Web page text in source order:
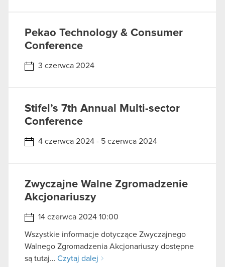
Pekao Technology & Consumer
Conference
3 czerwca 2024
Stifel’s 7th Annual Multi-sector
Conference
4 czerwca 2024 - 5 czerwca 2024
Zwyczajne Walne Zgromadzenie
Akcjonariuszy
14 czerwca 2024 10:00
Wszystkie informacje dotyczące Zwyczajnego
Walnego Zgromadzenia Akcjonariuszy dostępne
są tutaj… Czytaj dalej